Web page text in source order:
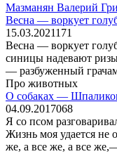
Мазманян Валерий
Весна — воркует
15.03.20211 71
Весна — воркует
синицы надевают
— разбуженный
Про животных
О собаках —
04.09.2017068
Я со псом
Жизнь моя удается не
же, а все же, а все